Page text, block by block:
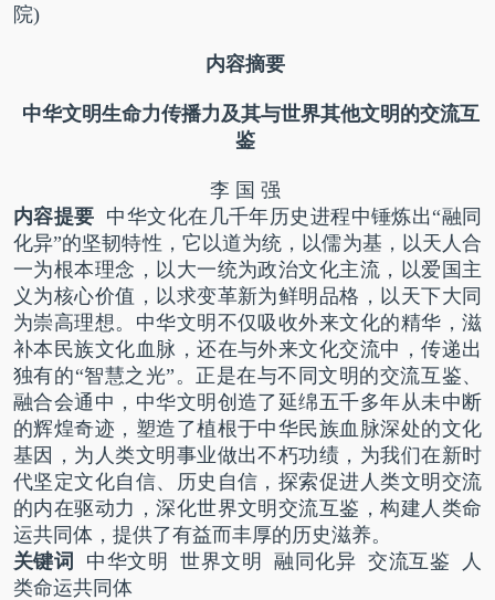
院)
内容摘要
中华文明生命力传播力及其与世界其他文明的交流互
鉴
李 国 强
内容提要 中华文化在几千年历史进程中锤炼出“融同
化异”的坚韧特性，它以道为统，以儒为基，以天人合
一为根本理念，以大一统为政治文化主流，以爱国主
义为核心价值，以求变革新为鲜明品格，以天下大同
为崇高理想。中华文明不仅吸收外来文化的精华，滋
补本民族文化血脉，还在与外来文化交流中，传递出
独有的“智慧之光”。正是在与不同文明的交流互鉴、
融合会通中，中华文明创造了延绵五千多年从未中断
的辉煌奇迹，塑造了植根于中华民族血脉深处的文化
基因，为人类文明事业做出不朽功绩，为我们在新时
代坚定文化自信、历史自信，探索促进人类文明交流
的内在驱动力，深化世界文明交流互鉴，构建人类命
运共同体，提供了有益而丰厚的历史滋养。
关键词
中华文明 世界文明 融同化异 交流互鉴 人
类命运共同体